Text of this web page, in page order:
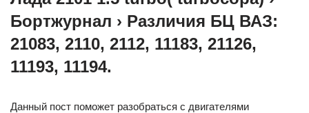
Бортжурнал › Различия БЦ ВАЗ:
21083, 2110, 2112, 11183, 21126,
11193, 11194.
Данный пост поможет разобраться с двигателями